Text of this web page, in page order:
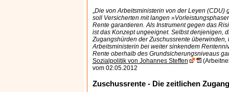
„Die von Arbeitsministerin von der Leyen (CDU)
soll Versicherten mit langen
Rente garantieren. Als Instrument gegen das
ist das Konzept ungeeignet. Selbst denjenigen,
Zugangshürden der Zuschussrente überwinden,
Arbeitsministerin bei weiter sinkendem
Rente oberhalb des Grundsicherungsniveaus
Sozialpolitik von Johannes Steffen
vom 02.05.2012
Zuschussrente - Die zeitlichen